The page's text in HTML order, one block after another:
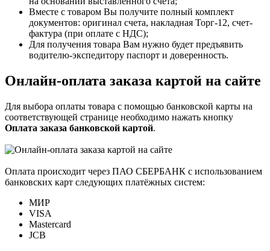
Вместе с товаром Вы получите полный комплект
документов: оригинал счета, накладная Торг-12, счет-
фактура (при оплате с НДС);
Для получения товара Вам нужно будет предъявить
водителю-экспедитору паспорт и доверенность.
Онлайн-оплата заказа картой на сайте
Для выбора оплаты товара с помощью банковской карты на
соответствующей странице необходимо нажать кнопку
Оплата заказа банковской картой.
Оплата происходит через ПАО СБЕРБАНК с использованием
банковских карт следующих платёжных систем:
МИР
VISA
Mastercard
JCB